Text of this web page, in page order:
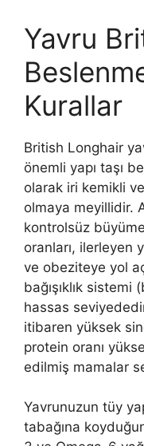
Yavru
Kurallar
British Longhair
önemli yapı taşı
olarak iri kemikli
olmaya meyillidir.
kontrolsüz
oranları, ilerleyen
ve obeziteye yol
bağışıklık sistemi
hassas
itibaren yüksek
protein oranı
edilmiş mamalar
Yavrunuzun tüy
tabağına